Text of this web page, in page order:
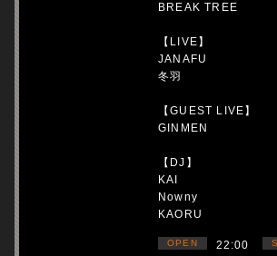
BREAK TREE
【LIVE】
JANAFU
冬羽
【GUEST LIVE】
GINMEN
【DJ】
KAI
Nowny
KAORU
OPEN 22:00